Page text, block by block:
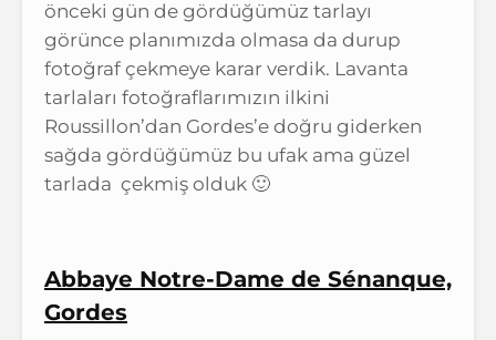
önceki gün de gördüğümüz tarlayı
görünce planımızda olmasa da durup
fotoğraf çekmeye karar verdik. Lavanta
tarlaları fotoğraflarımızın ilkini
Roussillon’dan Gordes’e doğru giderken
sağda gördüğümüz bu ufak ama güzel
tarlada çekmiş olduk 🙂
Abbaye Notre-Dame de Sénanque,
Gordes